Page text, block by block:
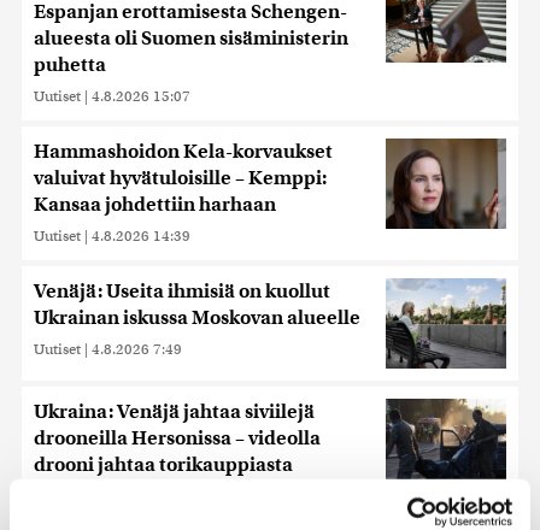
Espanjan erottamisesta Schengen-
alueesta oli Suomen sisäministerin
puhetta
Uutiset | 4.8.2026 15:07
Hammashoidon Kela-korvaukset
valuivat hyvätuloisille – Kemppi:
Kansaa johdettiin harhaan
Uutiset | 4.8.2026 14:39
Venäjä: Useita ihmisiä on kuollut
Ukrainan iskussa Moskovan alueelle
Uutiset | 4.8.2026 7:49
Ukraina: Venäjä jahtaa siviilejä
drooneilla Hersonissa – videolla
drooni jahtaa torikauppiasta